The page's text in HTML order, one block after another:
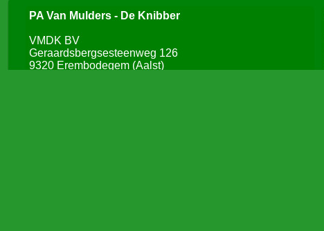
PA Van Mulders - De Knibber
VMDK BV
Geraardsbergsesteenweg 126
9320 Erembodegem (Aalst)